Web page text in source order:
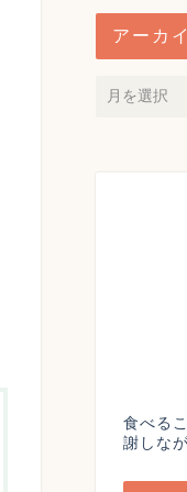
アーカ
食べる
謝しな